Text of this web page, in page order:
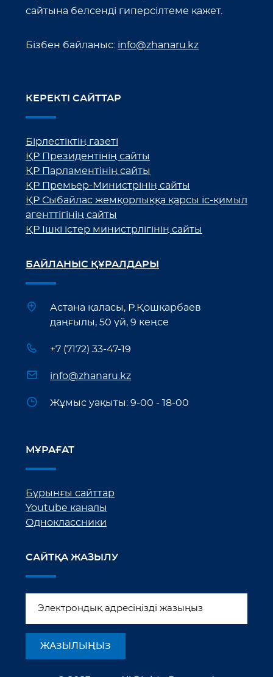
сайтына белсенді гиперсілтеме қажет.
Бізбен байланыс: info@zhanaru.kz
КЕРЕКТІ САЙТТАР
Бірлестіктің газеті
ҚР Президентінің сайты
ҚР Парламентінің сайты
ҚР Премьер-Министрінің сайты
ҚР Сыбайлас жемқорлыққа қарсы іс-қимыл
агенттігінің сайты
ҚР Ішкі істер министрлігінің сайты
БАЙЛАНЫС ҚҰРАЛДАРЫ
Астана қаласы, Р.Қошқарбаев
даңғылы, 50 үй, 9 кеңсе
+7 (7172) 33-47-19
info@zhanaru.kz
Жұмыс уақыты: 9-00 - 18-00
МҰРАҒАТ
Бұрынғы сайттар
Youtube каналы
Одноклассники
САЙТҚА ЖАЗЫЛУ